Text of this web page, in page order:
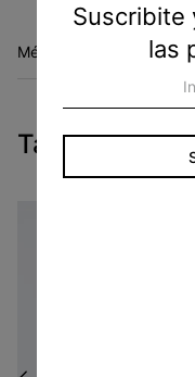
Métodos de envío
Tambien te
Suscribite
las